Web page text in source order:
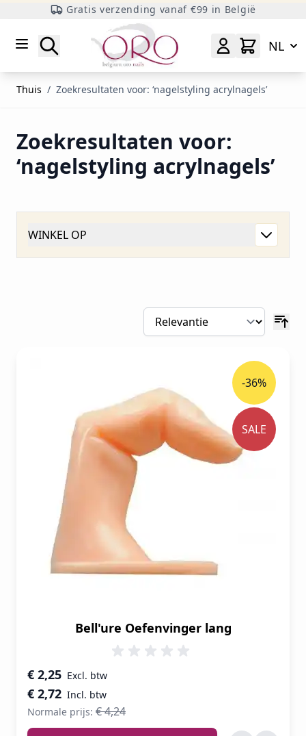
Gratis verzending vanaf €99 in België
Zoeken
NL
Thuis / Zoekresultaten voor: ‘nagelstyling acrylnagels’
Zoekresultaten voor:
‘nagelstyling acrylnagels’
Bell'ure Oefenvinger lang
Speciale prijs
€ 2,72
€ 2,25
Normale prijs: € 4,24
-36%
SALE
WINKEL OP